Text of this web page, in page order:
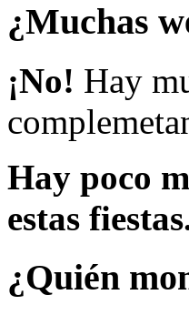
¿Muchas
¡No! Hay
Hay poco
estas
¿Quién